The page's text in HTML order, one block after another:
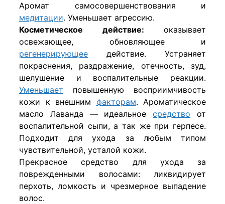
Аромат самосовершенствования и
медитации. Уменьшает агрессию.
Косметическое действие: оказывает
освежающее, обновляющее и
регенерирующее действие. Устраняет
покраснения, раздражение, отечность, зуд,
шелушение и воспалительные реакции.
Уменьшает повышенную восприимчивость
кожи к внешним факторам. Ароматическое
масло Лаванда — идеальноесредство от
воспалительной сыпи, а так же при герпесе.
Подходит для ухода за любым типом
чувствительной, усталой кожи.
Прекрасное средство для ухода за
поврежденными волосами: ликвидирует
перхоть, ломкость и чрезмерное выпадение
волос.